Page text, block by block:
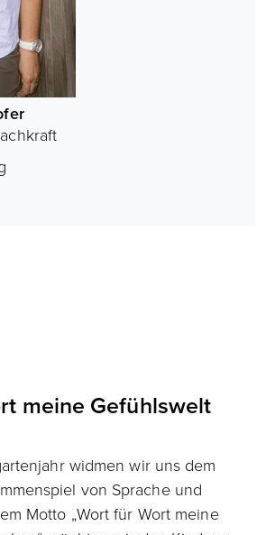
meine Gefühlswelt
widmen wir uns dem
von Sprache und
Motto „Wort für Wort meine